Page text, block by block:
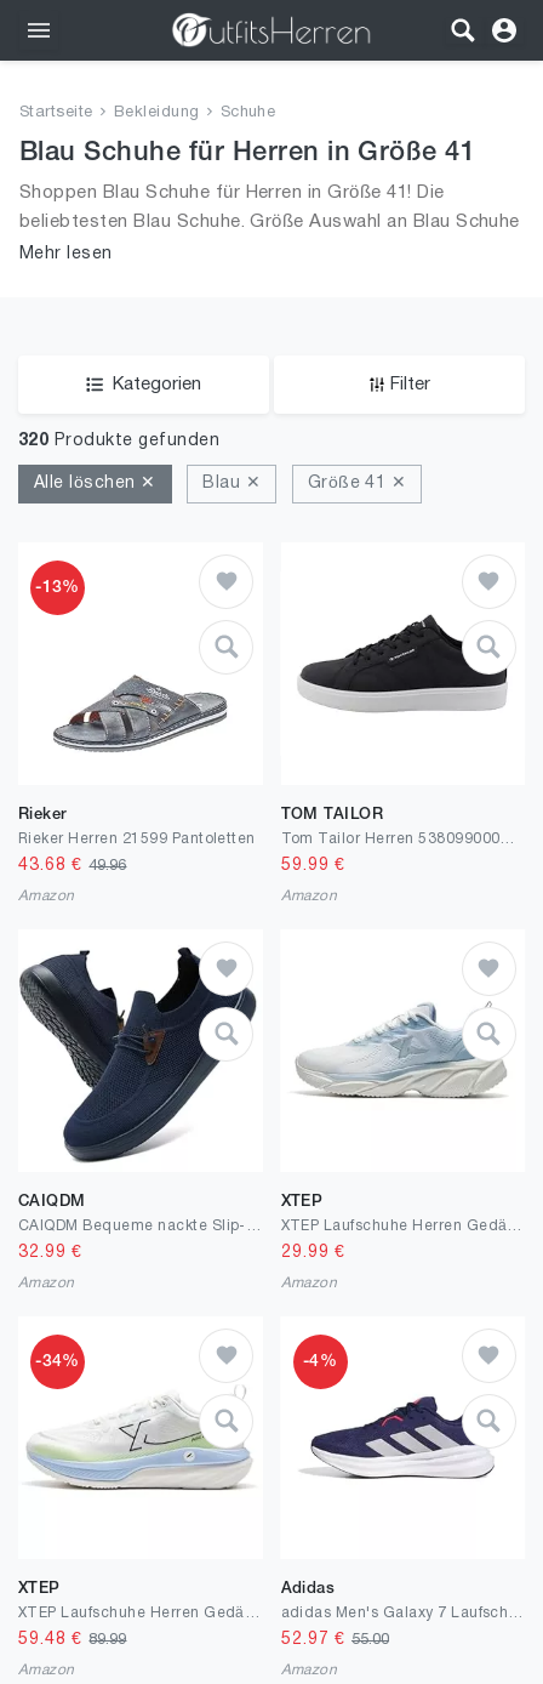
Bekleidung
Wäsche
Schuhe
Startseite Bekleidung Schuhe
Blau Schuhe für Herren in Größe 41
Shoppen Blau Schuhe für Herren in Größe 41! Die
beliebtesten Blau Schuhe. Größe Auswahl an Blau Schuhe
in Größe 41 und alle Trends aus 2026 für Männer!
Mehr lesen
Kategorien Filter
320 Produkte gefunden
Alle löschen ✕ Blau ✕ Größe 41 ✕
-13%
Rieker
Rieker Herren 21599 Pantoletten
43.68 €49.96
Amazon
TOM TAILOR
59.99 €
Amazon
CAIQDM
32.99 €
Amazon
XTEP
29.99 €
Amazon
-34%
XTEP
59.48 €89.99
Amazon
-4%
Adidas
52.97 € 55.00
Amazon